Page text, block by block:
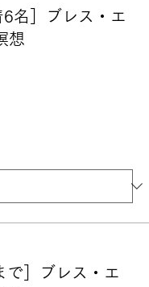
名］ブレス・エ
想
］ブレス・エ